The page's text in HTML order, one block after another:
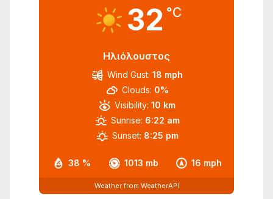
32 °C
Ηλιόλουστος
38 % 1013 mb 16 mph
Wind Gust: 18 mph
Clouds: 0%
Visibility: 10 km
Sunrise: 6:22 am
Sunset: 8:25 pm
Weather from WeatherAPI